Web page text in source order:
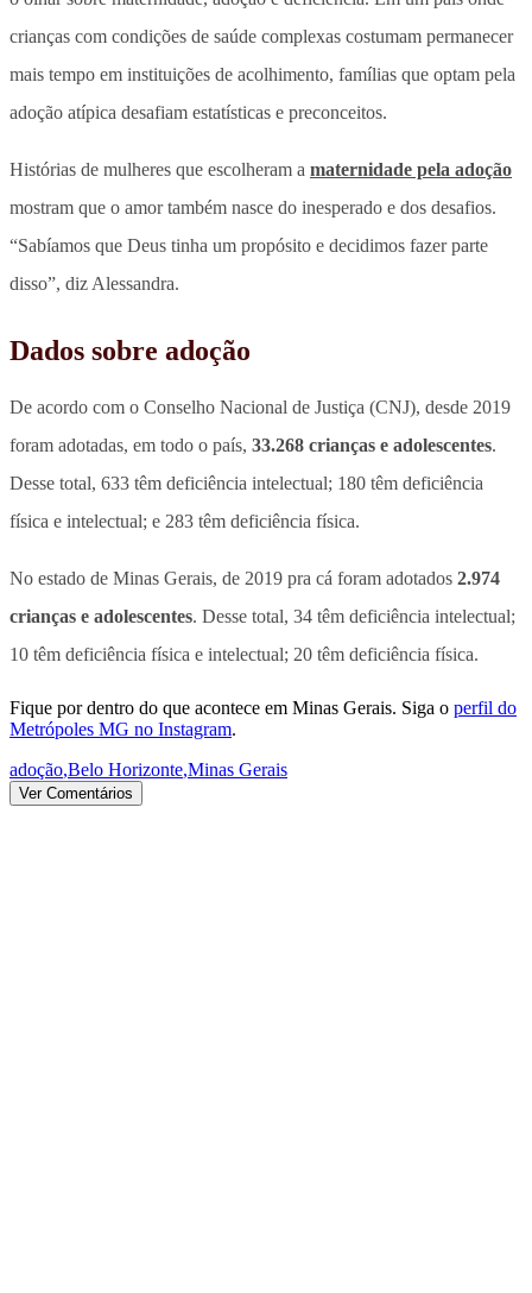
crianças com condições de saúde complexas costumam permanecer
mais tempo em instituições de acolhimento, famílias que optam pela
adoção atípica desafiam estatísticas e preconceitos.
Histórias de mulheres que escolheram a maternidade pela adoção
mostram que o amor também nasce do inesperado e dos desafios.
“Sabíamos que Deus tinha um propósito e decidimos fazer parte
disso”, diz Alessandra.
Dados sobre adoção
De acordo com o Conselho Nacional de Justiça (CNJ), desde 2019
foram adotadas, em todo o país, 33.268 crianças e adolescentes.
Desse total, 633 têm deficiência intelectual; 180 têm deficiência
física e intelectual; e 283 têm deficiência física.
No estado de Minas Gerais, de 2019 pra cá foram adotados 2.974
crianças e adolescentes. Desse total, 34 têm deficiência intelectual;
10 têm deficiência física e intelectual; 20 têm deficiência física.
Fique por dentro do que acontece em Minas Gerais. Siga o perfil do
Metrópoles MG no Instagram.
adoção,Belo Horizonte,Minas Gerais
Ver Comentários